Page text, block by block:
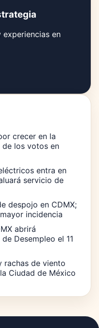
experiencias en
crecer en la
de los votos en
entra en
servicio de
despojo en CDMX;
incidencia
abrirá
Desempleo el 11
rachas de viento
Ciudad de México